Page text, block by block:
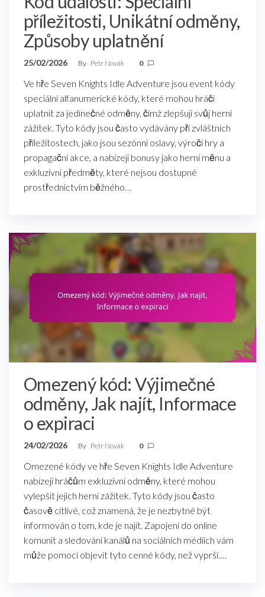
příležitosti, Unikátní odměny,
Způsoby uplatnění
25/02/2026 By Petr Novák 0
Ve hře Seven Knights Idle Adventure jsou event kódy
speciální alfanumerické kódy, které mohou hráči
uplatnit za jedinečné odměny, čímž zlepšují svůj herní
zážitek. Tyto kódy jsou často vydávány při zvláštních
příležitostech, jako jsou sezónní oslavy, výročí hry a
propagační akce, a nabízejí bonusy jako herní měnu a
exkluzivní předměty, které nejsou dostupné
prostřednictvím běžného…
Omezený kód: Výjimečné
odměny, Jak najít, Informace
o expiraci
24/02/2026 By Petr Novák 0
Omezené kódy ve hře Seven Knights Idle Adventure
nabízejí hráčům exkluzivní odměny, které mohou
vylepšit jejich herní zážitek. Tyto kódy jsou často
časově citlivé, což znamená, že je nezbytné být
informován o tom, kde je najít. Zapojení do online
komunit a sledování kanálů na sociálních médiích vám
může pomoci objevit tyto cenné kódy, než vyprší.…